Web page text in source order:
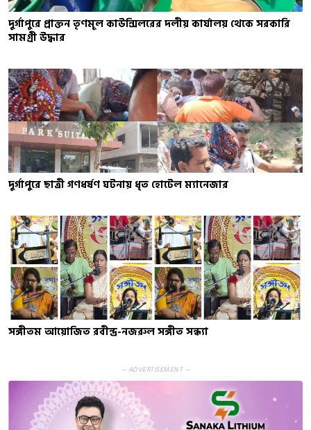
দুর্গাপুরে প্রাক্তন তৃণমূল কাউন্সিলরের দলীয় কার্যালয় থেকে সরকারি
সামগ্রী উদ্ধার
দুর্গাপুরে ছাত্রী গণধর্ষণ ঘটনায় ধৃত হোটেল ম্যানেজার
সঙ্গীতম আয়োজিত রবীন্দ্র-নজরুল সঙ্গীত সন্ধ্যা
— ADVERTISEMENT —